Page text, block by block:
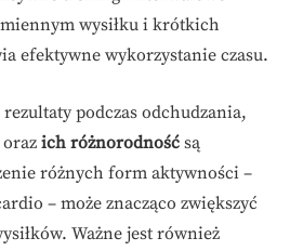
wysiłku i krótkich
efektywne wykorzystanie czasu.
podczas odchudzania,
oraz ich różnorodność są
różnych form aktywności –
– może znacząco zwiększyć
Ważne jest również